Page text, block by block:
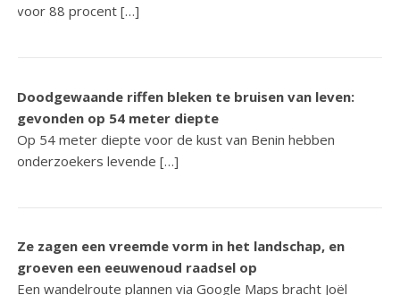
voor 88 procent […]
Doodgewaande riffen bleken te bruisen van leven:
gevonden op 54 meter diepte
Op 54 meter diepte voor de kust van Benin hebben
onderzoekers levende […]
Ze zagen een vreemde vorm in het landschap, en
groeven een eeuwenoud raadsel op
Een wandelroute plannen via Google Maps bracht Joël